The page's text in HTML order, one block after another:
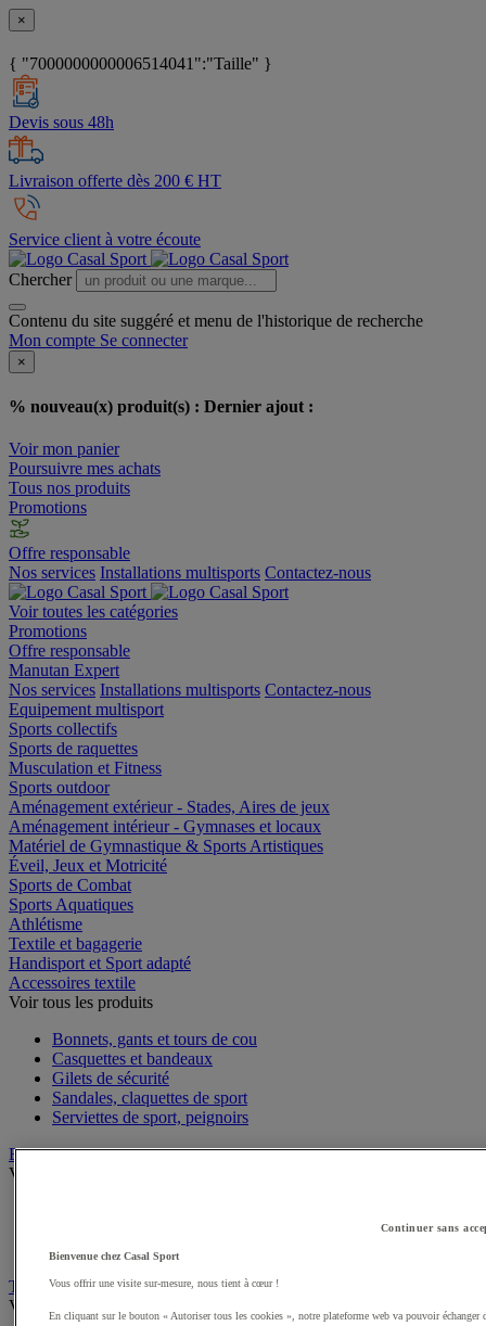
×
{ "7000000000006514041":"Taille" }
Devis sous 48h
Livraison offerte dès 200 € HT
Service client à votre écoute
Chercher
Contenu du site suggéré et menu de l'historique de recherche
Mon compte Se connecter
×
% nouveau(x) produit(s) : Dernier ajout :
Voir mon panier
Poursuivre mes achats
Tous nos produits
Promotions
Offre responsable
Nos services Installations multisports Contactez-nous
Voir toutes les catégories
Promotions
Offre responsable
Manutan Expert
Nos services Installations multisports Contactez-nous
Equipement multisport
Sports collectifs
Sports de raquettes
Musculation et Fitness
Sports outdoor
Aménagement extérieur - Stades, Aires de jeux
Aménagement intérieur - Gymnases et locaux
Matériel de Gymnastique & Sports Artistiques
Éveil, Jeux et Motricité
Sports de Combat
Sports Aquatiques
Athlétisme
Textile et bagagerie
Handisport et Sport adapté
Accessoires textile
Voir tous les produits
Bonnets, gants et tours de cou
Casquettes et bandeaux
Gilets de sécurité
Sandales, claquettes de sport
Serviettes de sport, peignoirs
Bagagerie
Voir tous les produits
Sacoches et porte-documents
Textile Multisport
Voir tous les produits
Continuer sans
Bienvenue chez Casal Sport
Vous offrir une visite sur-mesure, nous tient à cœur !
En cliquant sur le bouton « Autoriser tous les cookies », notre plateforme web va pouvoir échanger